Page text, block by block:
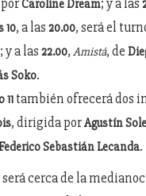
Caroline Dream; y a las
10, a las 20.00, será el
; y a las 22.00, Amistá, de
Soko.
11 también ofrecerá dos
, dirigida porAgustín
Sebastián Lecanda.
cerca de la